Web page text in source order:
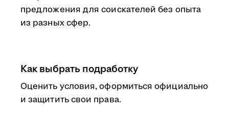
предложения для соискателей без опыта
из разных сфер.
Как выбрать подработку
Оценить условия, оформиться официально
и защитить свои права.